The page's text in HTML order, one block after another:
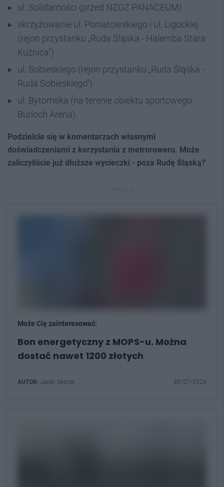
ul. Solidarności (przed NZOZ PANACEUM)
skrzyżowanie ul. Poniatowskiego i ul. Ligockiej
(rejon przystanku „Ruda Śląska - Halemba Stara
Kuźnica")
ul. Sobieskiego (rejon przystanku „Ruda Śląska -
Ruda Sobieskiego")
ul. Bytomska (na terenie obiektu sportowego
Burloch Arena).
Podzielcie się w komentarzach własnymi
doświadczeniami z korzystania z metroroweru. Może
zaliczyliście już dłuższe wycieczki - poza Rudę Śląską?
Może Cię zainteresować:
Bon energetyczny z MOPS-u. Można
dostać nawet 1200 złotych
AUTOR: Jacek Skorek 30/07/2024